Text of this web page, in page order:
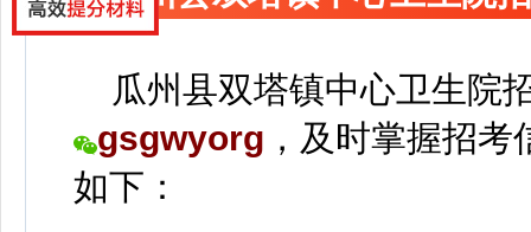
瓜州县双塔镇中心卫生院
gsgwyorg ， 及时掌握招考
如下：